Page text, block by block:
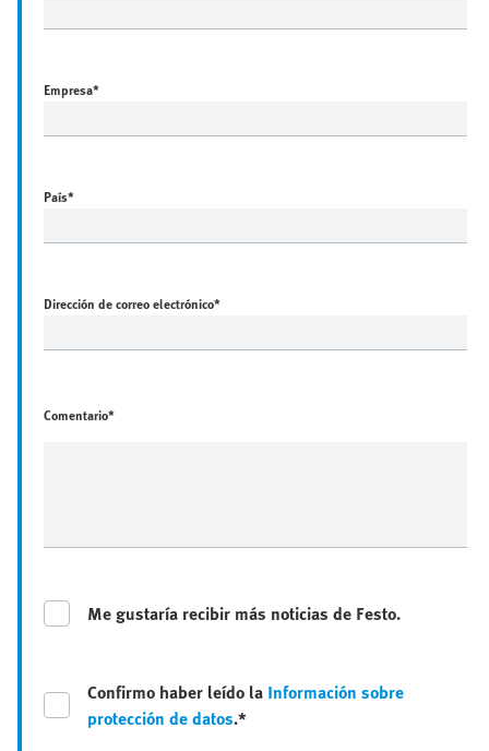
Empresa*
País*
Dirección de correo electrónico*
Comentario*
Me gustaría recibir más noticias de Festo.
Confirmo haber leído la Información sobre
protección de datos.*